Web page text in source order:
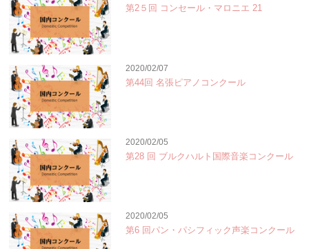
第2５回 コンセール・マロニエ 21
2020/02/07
第44回 名張ピアノコンクール
2020/02/05
第28 回 ブルクハルト国際音楽コンクール
2020/02/05
第6 回パン・パシフィック声楽コンクール